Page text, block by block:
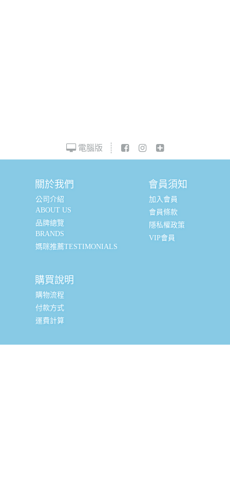
電腦版
關於我們
公司介紹
ABOUT US
品牌總覽
BRANDS
媽咪推薦TESTIMONIALS
會員須知
加入會員
會員條款
隱私權政策
VIP會員
購買說明
購物流程
付款方式
運費計算